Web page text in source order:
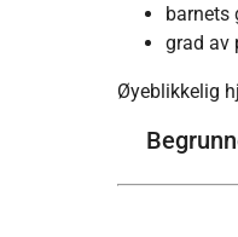
barnets
grad av
Øyeblikkelig